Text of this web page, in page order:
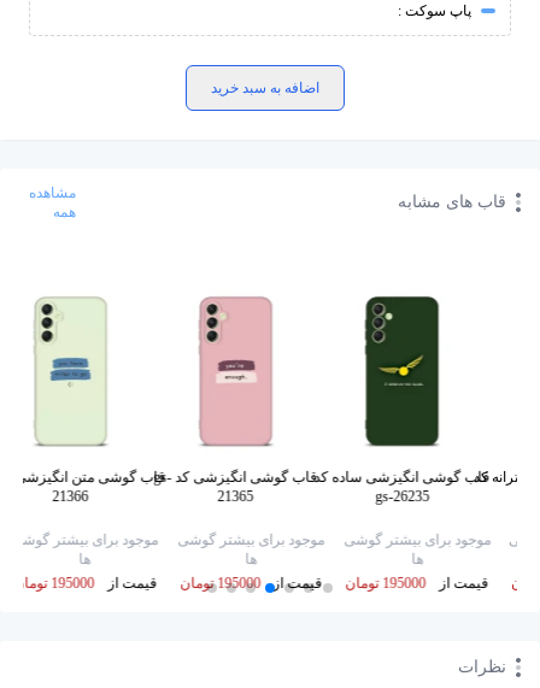
پاپ سوکت :
اضافه به سبد خرید
قاب های مشابه
مشاهده
همه
کد
قاب گوشی انگیزشی ساده کد
gs-26235
موجود برای بیشتر گوشی
ها
قیمت از
195000 تومان
قاب گوشی انگیزشی کد gs-
21365
موجود برای بیشتر گوشی
ها
قیمت از
195000 تومان
21366
موجود برای بیشتر گوشی
ها
قیمت از
195000 تومان
نظرات